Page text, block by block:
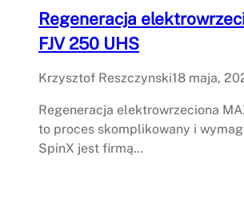
Regeneracja
FJV 250 UHS
Krzysztof Reszczynski18 maja,
Regeneracja elektrowrzeciona
to proces skomplikowany i
SpinX jest firmą…